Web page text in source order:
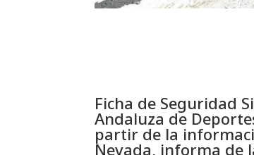
Ficha de Seguridad
Andaluza de
partir de la
Nevada, informa de